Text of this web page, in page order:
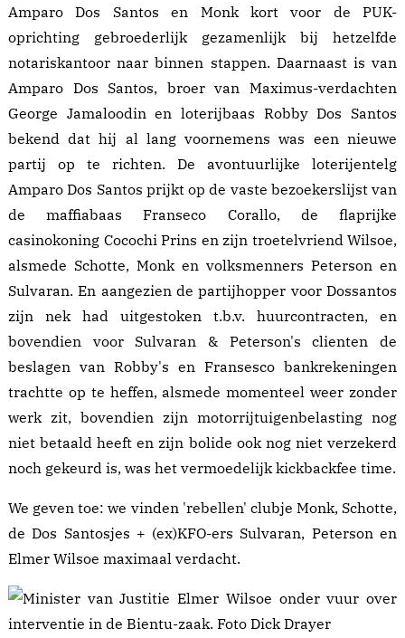
Amparo Dos Santos en Monk kort voor de PUK-
oprichting gebroederlijk gezamenlijk bij hetzelfde
notariskantoor naar binnen stappen. Daarnaast is van
Amparo Dos Santos, broer van Maximus-verdachten
George Jamaloodin en loterijbaas Robby Dos Santos
bekend dat hij al lang voornemens was een nieuwe
partij op te richten. De avontuurlijke loterijentelg
Amparo Dos Santos prijkt op de vaste bezoekerslijst van
de maffiabaas Franseco Corallo, de flaprijke
casinokoning Cocochi Prins en zijn troetelvriend Wilsoe,
alsmede Schotte, Monk en volksmenners Peterson en
Sulvaran. En aangezien de partijhopper voor Dossantos
zijn nek had uitgestoken t.b.v. huurcontracten, en
bovendien voor Sulvaran & Peterson's clienten de
beslagen van Robby's en Fransesco bankrekeningen
trachtte op te heffen, alsmede momenteel weer zonder
werk zit, bovendien zijn motorrijtuigenbelasting nog
niet betaald heeft en zijn bolide ook nog niet verzekerd
noch gekeurd is, was het vermoedelijk kickbackfee time.
We geven toe: we vinden 'rebellen' clubje Monk, Schotte,
de Dos Santosjes + (ex)KFO-ers Sulvaran, Peterson en
Elmer Wilsoe maximaal verdacht.